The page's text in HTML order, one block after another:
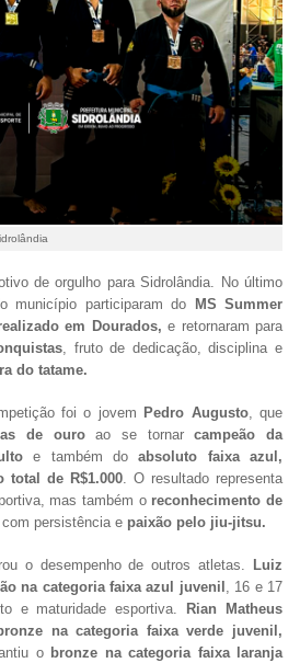
de orgulho para Sidrolândia. No último
município participaram do MS Summer
em Dourados, e retornaram para
, fruto de dedicação, disciplina e
do tatame.
foi o jovem Pedro Augusto, que
de ouroao se tornarcampeão da
e também doabsoluto faixa azul,
total de R$1.000. O resultado representa
mas também o reconhecimento de
com persistência e paixão pelo jiu-jitsu.
o desempenho de outros atletas. Luiz
na categoria faixa azul juvenil , 16 e 17
e maturidade esportiva.
Rian Matheus
na categoria faixa verde juvenil,
obronze na categoria faixa laranja